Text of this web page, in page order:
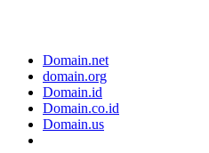
Domain.net
domain.org
Domain.id
Domain.co.id
Domain.us